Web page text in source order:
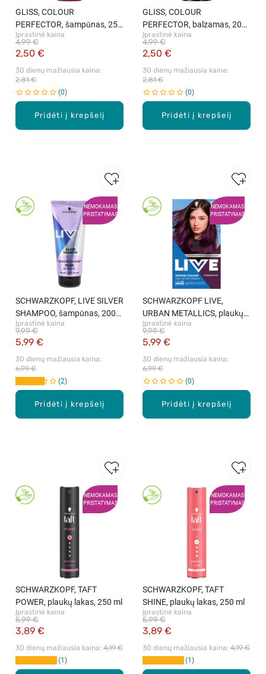
Pridėti į krepšelį
GLISS, COLOUR
PERFECTOR, šampūnas, 250
ml
Įprastinė kaina
2,50 €
4,99 €
30 dienų mažiausia kaina:
2,81 €
0
Pridėti į krepšelį
GLISS, COLOUR
PERFECTOR, balzamas, 200
ml
Įprastinė kaina
2,50 €
4,99 €
30 dienų mažiausia kaina:
2,81 €
0
NEMOKAMAS
PRISTATYMAS
Pridėti į krepšelį
SCHWARZKOPF, LIVE SILVER
SHAMPOO, šampūnas, 200
ml
Įprastinė kaina
5,99 €
9,99 €
30 dienų mažiausia kaina:
6,99 €
2
NEMOKAMAS
PRISTATYMAS
Pridėti į krepšelį
SCHWARZKOPF LIVE,
URBAN METALLICS, plaukų
dažai, U69 Amethyst
Chrome, 1 rink.
Įprastinė kaina
5,99 €
9,99 €
30 dienų mažiausia kaina:
6,99 €
0
NEMOKAMAS
PRISTATYMAS
SCHWARZKOPF, TAFT
POWER, plaukų lakas, 250 ml
Įprastinė kaina
3,89 €
5,99 €
30 dienų mažiausia kaina: 4,19 €
1
NEMOKAMAS
PRISTATYMAS
SCHWARZKOPF, TAFT
SHINE, plaukų lakas, 250 ml
Įprastinė kaina
3,89 €
5,99 €
30 dienų mažiausia kaina: 4,19 €
1